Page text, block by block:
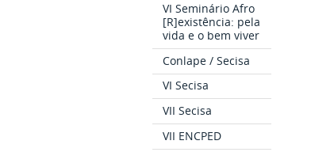
VI Seminário Afro
[R]existência: pela
vida e o bem viver
Conlape / Secisa
VI Secisa
VII Secisa
VII ENCPED